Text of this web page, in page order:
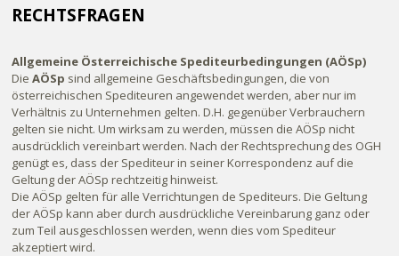
RECHTSFRAGEN
Allgemeine Österreichische Spediteurbedingungen (AÖSp)
DieAÖSp sind allgemeine Geschäftsbedingungen, die von
österreichischen Spediteuren angewendet werden, aber nur im
Verhältnis zu Unternehmen gelten. D.H. gegenüber Verbrauchern
gelten sie nicht. Um wirksam zu werden, müssen die AÖSp nicht
ausdrücklich vereinbart werden. Nach der Rechtsprechung des OGH
genügt es, dass der Spediteur in seiner Korrespondenz auf die
Geltung der AÖSp rechtzeitig hinweist.
Die AÖSp gelten für alle Verrichtungen de Spediteurs. Die Geltung
der AÖSp kann aber durch ausdrückliche Vereinbarung ganz oder
zum Teil ausgeschlossen werden, wenn dies vom Spediteur
akzeptiert wird.